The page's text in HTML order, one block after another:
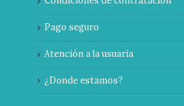
Pago seguro
Atención a la usuaria
¿Donde estamos?